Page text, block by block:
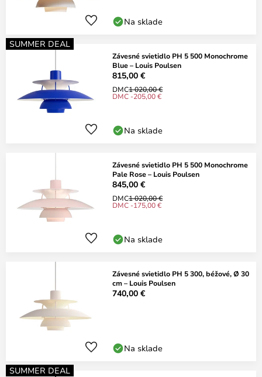
Na sklade
SUMMER DEAL
Závesné svietidlo PH 5 500 Monochrome
Blue – Louis Poulsen
815,00 €
DMC1 020,00 €
DMC -205,00 €
Na sklade
Závesné svietidlo PH 5 500 Monochrome
Pale Rose – Louis Poulsen
845,00 €
DMC1 020,00 €
DMC -175,00 €
Na sklade
Závesné svietidlo PH 5 300, béžové, Ø 30
cm – Louis Poulsen
740,00 €
Na sklade
SUMMER DEAL